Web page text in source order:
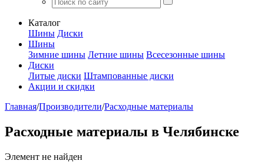
Каталог
Шины Диски
Шины
Зимние шины Летние шины Всесезонные шины
Диски
Литые диски Штампованные диски
Акции и скидки
Главная/Производители/Расходные материалы
Расходные материалы в Челябинске
Элемент не найден